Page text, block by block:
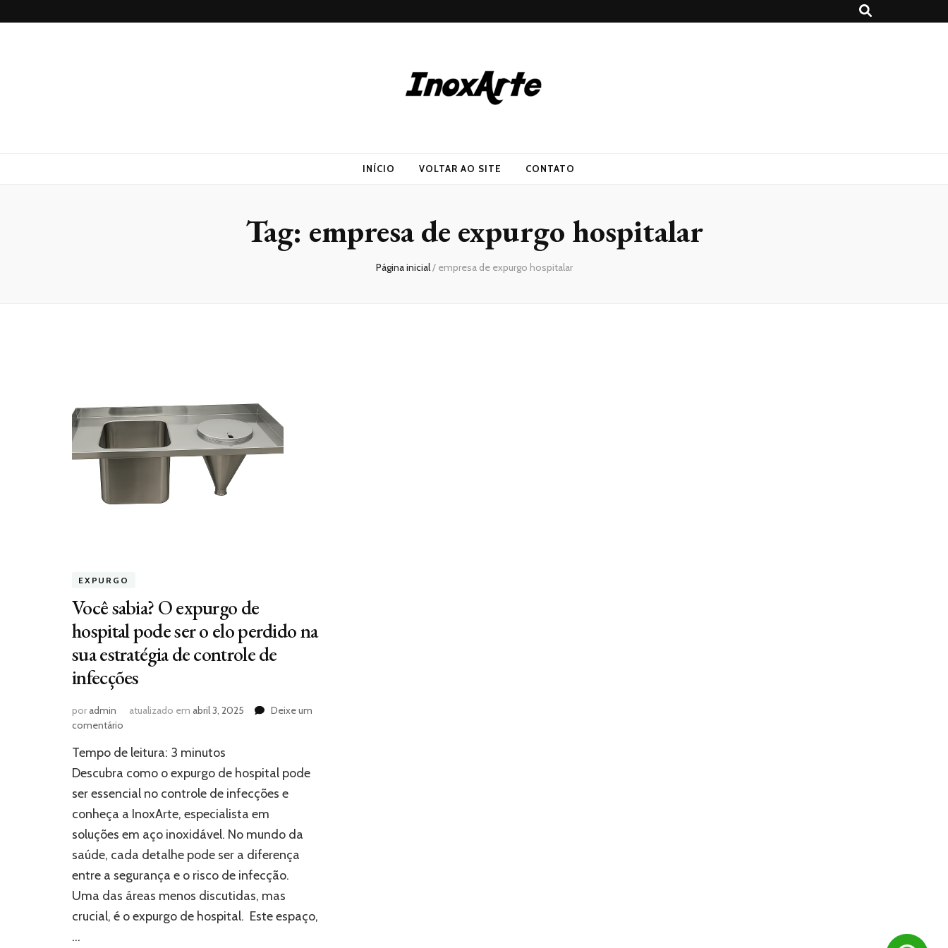
INÍCIO VOLTAR AO SITE CONTATO
Tag: empresa de expurgo hospitalar
Página inicial/ empresa de expurgo hospitalar
EXPURGO
Você sabia? O expurgo de
hospital pode ser o elo perdido na
sua estratégia de controle de
infecções
poradmin atualizado em abril 3, 2025
Deixe um
comentário
sabia?
O
de
hospital
ser
o
elo
perdido
na
sua
Tempo de leitura: 3 minutos
Descubra como o expurgo de hospital pode
ser essencial no controle de infecções e
conheça a InoxArte, especialista em
soluções em aço inoxidável. No mundo da
saúde, cada detalhe pode ser a diferença
entre a segurança e o risco de infecção.
Uma das áreas menos discutidas, mas
crucial, é o expurgo de hospital. Este espaço,
…